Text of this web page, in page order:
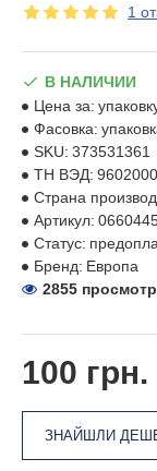
1
100 грн.
ЗНАЙШЛИ
В НАЛИЧИИ
Цена за:
Фасовка:
SKU: 373531361
ТН ВЭД:
Страна
Артикул:
Статус:
Бренд: Европа
2855